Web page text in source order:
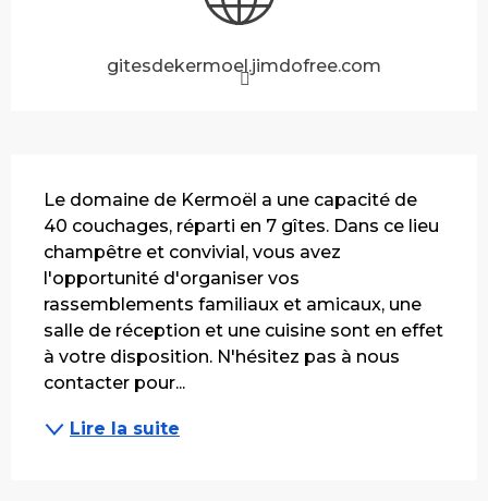
gitesdekermoel.jimdofree.com
Le domaine de Kermoël a une capacité de
40 couchages, réparti en 7 gîtes. Dans ce lieu
champêtre et convivial, vous avez
l'opportunité d'organiser vos
rassemblements familiaux et amicaux, une
salle de réception et une cuisine sont en effet
à votre disposition. N'hésitez pas à nous
contacter pour...
Lire la suite